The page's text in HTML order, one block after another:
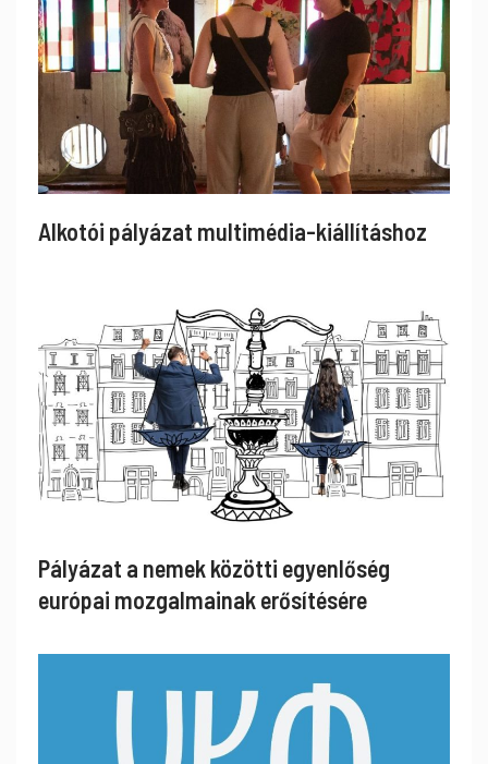
Alkotói pályázat multimédia-kiállításhoz
Pályázat a nemek közötti egyenlőség
európai mozgalmainak erősítésére